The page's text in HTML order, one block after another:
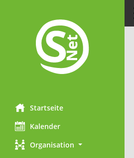
Startseite
Kalender
Organisation